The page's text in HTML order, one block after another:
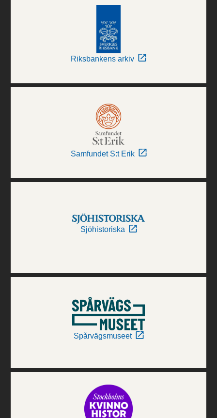
Riksbankens arkiv
Samfundet S:t Erik
Sjöhistoriska
Spårvägsmuseet